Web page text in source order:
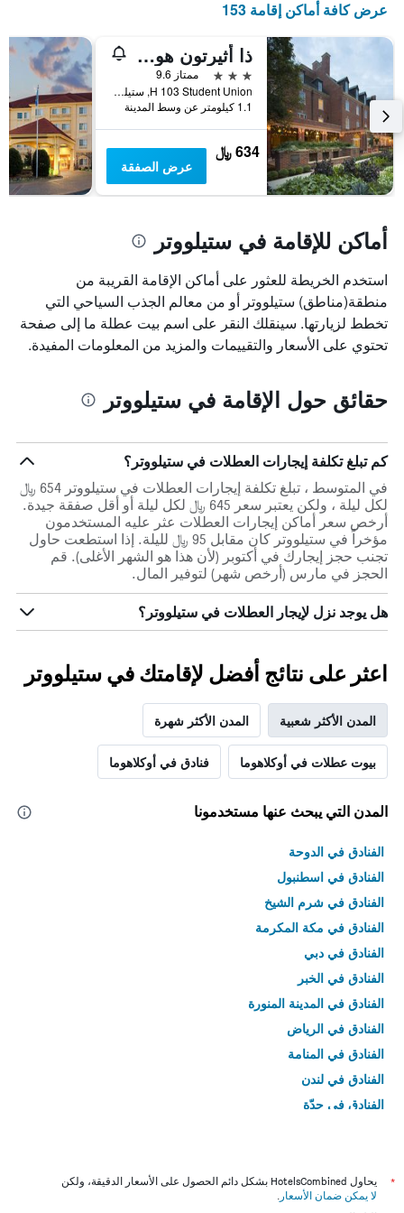
الذي
الأسبوع.
يتضمن
المخطط
التالي
1
محور
Y
الذي
سعر
غرفة
عرض كافة أماكن إقامة 153
ذا أثيرتون هوتيل آت أو إس يو
3 نجوم
ممتاز 9.6
H 103 Student Union, ستيلووتر, OK, الولايات المتحدة الأميريكية
1.1 كيلومتر عن وسط المدينة
634 ﷼
عرض الصفقة
أماكن للإقامة في ستيلووتر
استخدم الخريطة للعثور على أماكن الإقامة القريبة من
منطقة(مناطق) ستيلووتر أو من معالم الجذب السياحي التي
تخطط لزيارتها. سينقلك النقر على اسم بيت عطلة ما إلى صفحة
تحتوي على الأسعار والتقييمات والمزيد من المعلومات المفيدة.
حقائق حول الإقامة في ستيلووتر
كم تبلغ تكلفة إيجارات العطلات في ستيلووتر؟
في المتوسط ، تبلغ تكلفة إيجارات العطلات في ستيلووتر 654 ﷼
لكل ليلة ، ولكن يعتبر سعر 645 ﷼ لكل ليلة أو أقل صفقة جيدة.
أرخص سعر أماكن إيجارات العطلات عثر عليه المستخدمون
مؤخراً في ستيلووتر كان مقابل 95 ﷼ لليلة. إذا استطعت حاول
تجنب حجز إيجارك في أكتوبر (لأن هذا هو الشهر الأغلى). قم
الحجز في مارس (أرخص شهر) لتوفير المال.
هل يوجد نزل لإيجار العطلات في ستيلووتر؟
اعثر على نتائج أفضل لإقامتك في ستيلووتر
المدن الأكثر شعبية المدن الأكثر شهرة
بيوت عطلات في أوكلاهوما فنادق في أوكلاهوما
المدن التي يبحث عنها مستخدمونا
الفنادق في الدوحة
الفنادق في اسطنبول
الفنادق في شرم الشيخ
الفنادق في مكة المكرمة
الفنادق في دبي
الفنادق في الخبر
الفنادق في المدينة المنورة
الفنادق في الرياض
الفنادق في المنامة
الفنادق في لندن
الفنادق في جدّة
*
يحاول HotelsCombined بشكل دائم الحصول على الأسعار الدقيقة، ولكن
لا يمكن ضمان الأسعار .